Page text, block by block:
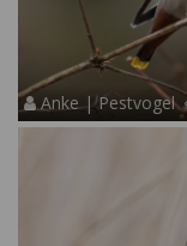
Anke | Pestvogel